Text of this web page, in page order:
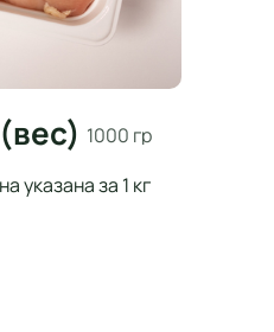
1000 гр
указана за 1 кг